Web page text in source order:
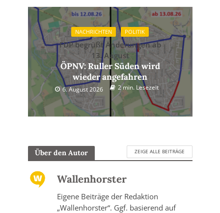
NACHRICHTEN POLITIK
FDP begrüßt Änderungen ab
13. August
ÖPNV: Ruller Süden wird
wieder angefahren
6. August 2026 2 min. Lesezeit
Über den Autor ZEIGE ALLE BEITRÄGE
Wallenhorster
Eigene Beiträge der Redaktion
„Wallenhorster“. Ggf. basierend auf